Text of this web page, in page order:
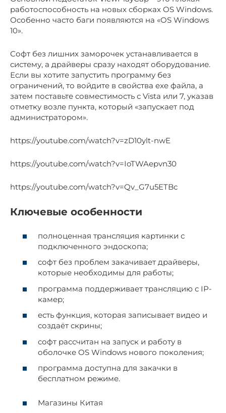
работоспособность на новых сборках OS Windows.
Особенно часто баги появляются на «OS Windows
10».
Софт без лишних заморочек устанавливается в
систему, а драйверы сразу находят оборудование.
Если вы хотите запустить программу без
ограничений, то войдите в свойства exe файла, а
затем поставьте совместимость с Vista или 7, указав
отметку возле пункта, который «запускает под
администратором».
https://youtube.com/watch?v=zD10ylt-nwE
https://youtube.com/watch?v=IoTWAepvn30
https://youtube.com/watch?v=Qv_G7u5ETBc
Ключевые особенности
полноценная трансляция картинки с
подключенного эндоскопа;
софт без проблем закачивает драйверы,
которые необходимы для работы;
программа поддерживает трансляцию с IP-
камер;
есть функция, которая записывает видео и
создаёт скрины;
софт рассчитан на запуск и работу в
оболочке OS Windows нового поколения;
программа доступна для закачки в
бесплатном режиме.
Магазины Китая